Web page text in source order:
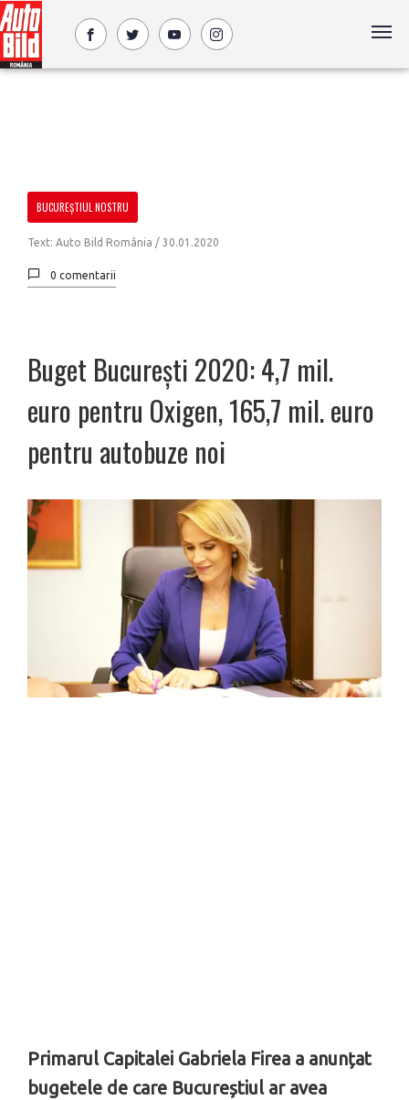
BUCUREȘTIUL NOSTRU
Text: Auto Bild România / 30.01.2020
0 comentarii
Buget București 2020: 4,7 mil.
euro pentru Oxigen, 165,7 mil. euro
pentru autobuze noi
Primarul Capitalei Gabriela Firea a anunțat
bugetele de care Bucureștiul ar avea